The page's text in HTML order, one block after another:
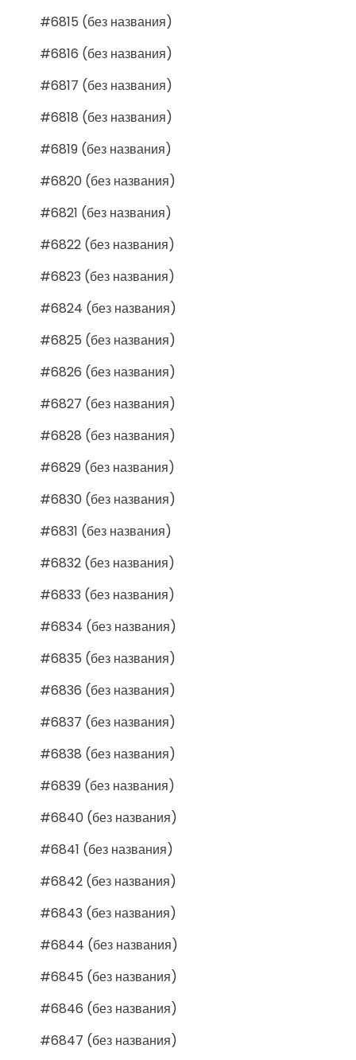
#6815 (без названия)
#6816 (без названия)
#6817 (без названия)
#6818 (без названия)
#6819 (без названия)
#6820 (без названия)
#6821 (без названия)
#6822 (без названия)
#6823 (без названия)
#6824 (без названия)
#6825 (без названия)
#6826 (без названия)
#6827 (без названия)
#6828 (без названия)
#6829 (без названия)
#6830 (без названия)
#6831 (без названия)
#6832 (без названия)
#6833 (без названия)
#6834 (без названия)
#6835 (без названия)
#6836 (без названия)
#6837 (без названия)
#6838 (без названия)
#6839 (без названия)
#6840 (без названия)
#6841 (без названия)
#6842 (без названия)
#6843 (без названия)
#6844 (без названия)
#6845 (без названия)
#6846 (без названия)
#6847 (без названия)